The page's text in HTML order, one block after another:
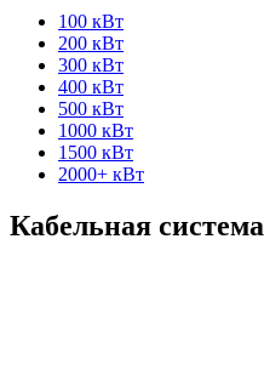
100 кВт
200 кВт
300 кВт
400 кВт
500 кВт
1000 кВт
1500 кВт
2000+ кВт
Кабельная система